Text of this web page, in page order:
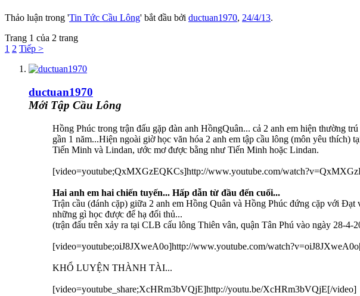
Thảo luận trong 'Tin Tức Cầu Lông' bắt đầu bởi ductuan1970, 24/4/13.
Trang 1 của 2 trang
1 2 Tiếp >
ductuan1970
Mới Tập Cầu Lông
Hồng Phúc trong trận đấu gặp đàn anh HồngQuân... cả 2 anh em hiện thường
gần 1 năm...Hiện ngoài giờ học văn hóa 2 anh em tập cầu lông (môn yêu
Tiến Minh và Lindan, ước mơ được bằng như Tiến Minh hoặc Lindan.
[video=youtube;QxMXGzEQKCs]http://www.youtube.com/
Hai anh em hai chiến tuyến... Hấp dẫn từ đầu đến cuối...
Trận cầu (đánh cặp) giữa 2 anh em Hồng Quân và Hồng Phúc đứng cặp với
những gì học được để hạ đối thủ...
(trận đấu trên xảy ra tại CLB cấu lông Thiên vân, quận Tân Phú vào ngày 28-4-
[video=youtube;oiJ8JXweA0o]http://www.youtube.com/
KHỔ LUYỆN THÀNH TÀI...
[video=youtube_share;XcHRm3bVQjE]http://youtu.be/XcHRm3bVQjE[/video]